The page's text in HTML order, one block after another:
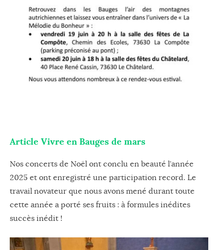
Article Vivre en Bauges de mars
Nos concerts de Noël ont conclu en beauté l’année
2025 et ont enregistré une participation record. Le
travail novateur que nous avons mené durant toute
cette année a porté ses fruits : à formules inédites
succès inédit !